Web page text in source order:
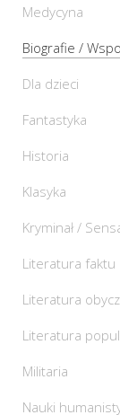
Medycyna
Biografie /
Dla dzieci
Fantastyka
Historia
Klasyka
Kryminał /
Literatura faktu
Literatura
Literatura
Militaria
Nauki